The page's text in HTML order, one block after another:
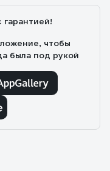
чтобы
была под рукой